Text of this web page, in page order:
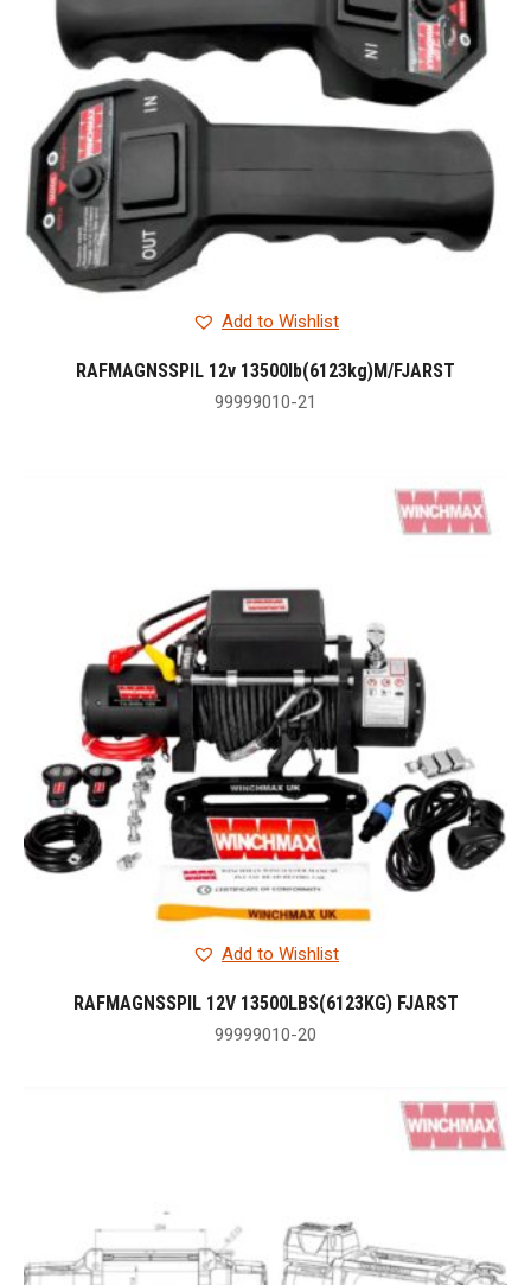
Add to Wishlist
RAFMAGNSSPIL 12v 13500lb(6123kg)M/FJARST
99999010-21
Add to Wishlist
RAFMAGNSSPIL 12V 13500LBS(6123KG) FJARST
99999010-20